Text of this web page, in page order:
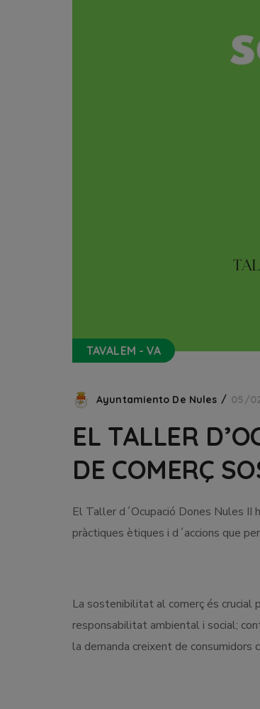
TAVALEM - VA
Ayuntamiento De Nules 05/
EL TALLER
DE COMERÇ
El Taller d´Ocupació Dones Nules
pràctiques ètiques i d´accions que
La sostenibilitat al comerç és crucial
responsabilitat ambiental i social;
la demanda creixent de consumidors